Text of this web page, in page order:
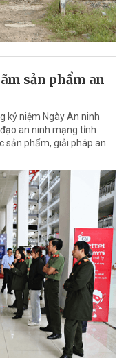
sản phẩm an
kỷ niệm Ngày An ninh
an ninh mạng tỉnh
sản phẩm, giải pháp an